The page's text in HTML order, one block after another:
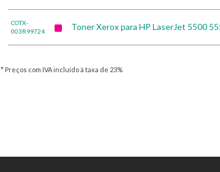
COTX-
003R99724
Toner Xerox para HP LaserJet 5500
* Preços com IVA incluído à taxa de 23%